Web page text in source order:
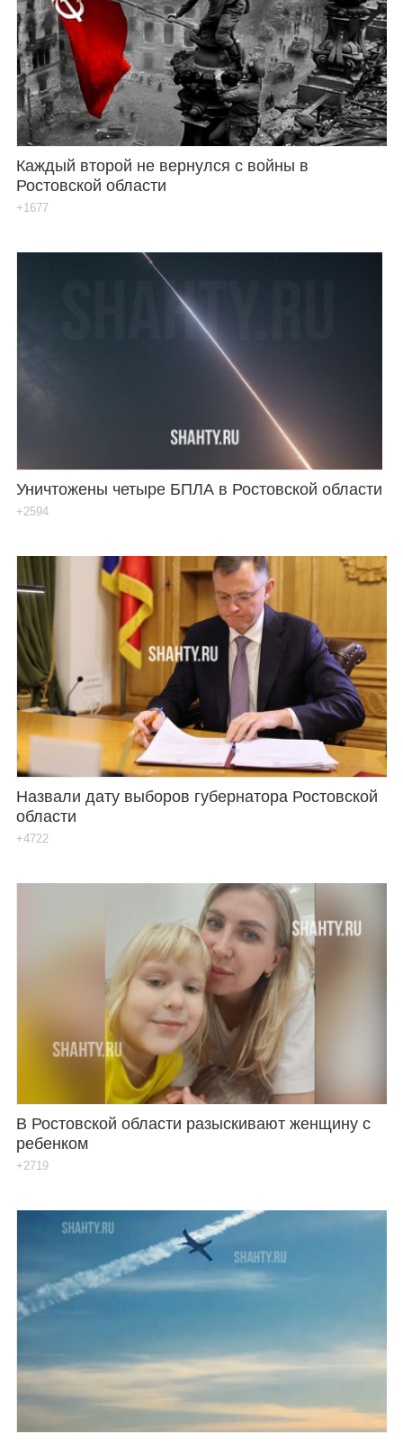
Каждый второй не вернулся с войны в
Ростовской области
+1677
Уничтожены четыре БПЛА в Ростовской области
+2594
Назвали дату выборов губернатора Ростовской
области
+4722
В Ростовской области разыскивают женщину с
ребенком
+2719